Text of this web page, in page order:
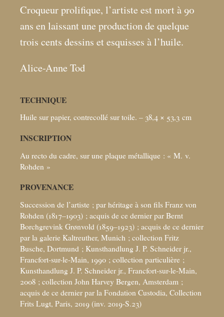
Croqueur prolifique, l’artiste est mort à 90
ans en laissant une production de quelque
trois cents dessins et esquisses à l’huile.
Alice-Anne Tod
TECHNIQUE
Huile sur papier, contrecollé sur toile. – 38,4 × 53,3 cm
INSCRIPTION
Au recto du cadre, sur une plaque métallique : « M. v.
Rohden »
PROVENANCE
Succession de l’artiste ; par héritage à son fils Franz von
Rohden (1817–1903) ; acquis de ce dernier par Bernt
Borchgrevink Grønvold (1859–1923) ; acquis de ce dernier
par la galerie Kaltreuther, Munich ; collection Fritz
Busche, Dortmund ; Kunsthandlung J. P. Schneider jr.,
Francfort-sur-le-Main, 1990 ; collection particulière ;
Kunsthandlung J. P. Schneider jr., Francfort-sur-le-Main,
2008 ; collection John Harvey Bergen, Amsterdam ;
acquis de ce dernier par la Fondation Custodia, Collection
Frits Lugt, Paris, 2019 (inv. 2019-S.23)